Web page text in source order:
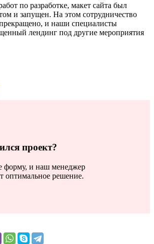
по разработке, макет сайта был
и запущен. На этом сотрудничество
и наши специалисты
лендинг под другие мероприятия
проект?
форму, и наш менеджер
оптимальное решение.